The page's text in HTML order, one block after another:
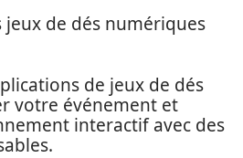
jeux de dés numériques
de jeux de dés
votre événement et
interactif avec des